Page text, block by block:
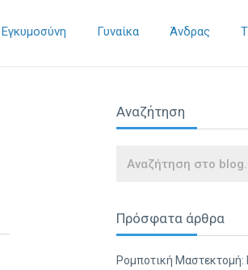
Εγκυμοσύνη Γυναίκα Άνδρας
Αναζήτηση
Πρόσφατα άρθρα
Ρομποτική